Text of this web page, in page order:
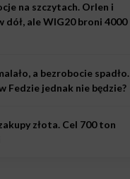
na szczytach. Orlen i
dół, ale WIG20 broni 4000
a bezrobocie spadło.
Fedzie jednak nie będzie?
złota. Cel 700 ton